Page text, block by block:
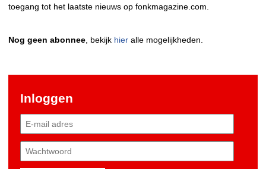
toegang tot het laatste nieuws op fonkmagazine.com.
Nog geen abonnee , bekijk hier alle mogelijkheden.
Inloggen